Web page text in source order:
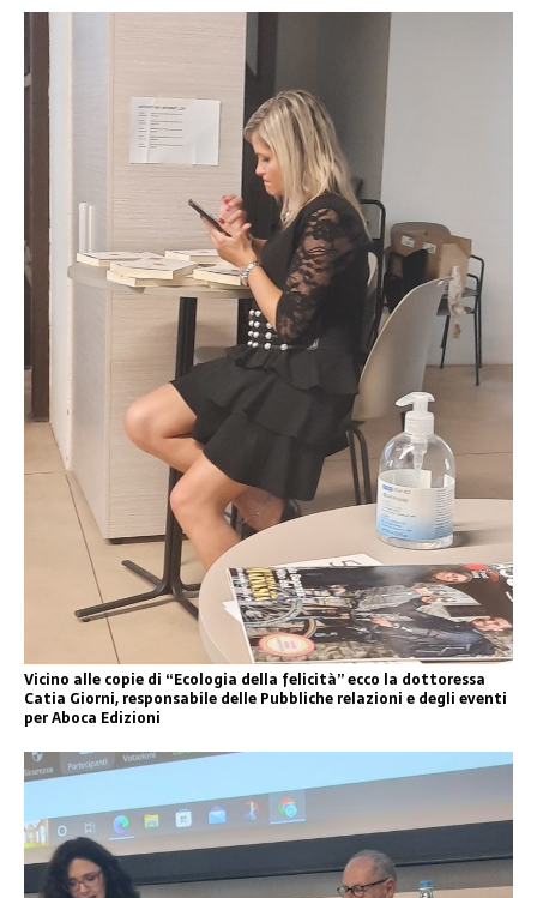
Vicino alle copie di “Ecologia della felicità” ecco la dottoressa
Catia Giorni, responsabile delle Pubbliche relazioni e degli eventi
per Aboca Edizioni